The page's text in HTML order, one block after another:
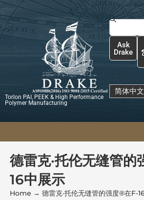
跳
至
内
Torlon PAI, PEEK & High Performance
Polymer Manufacturing
Search
Ask
Drake
简体中文
德雷克·托伦无缝管
16中展示
Home → 德雷克·托伦无缝管的强度®在F-